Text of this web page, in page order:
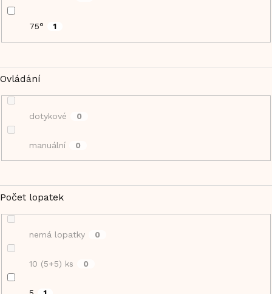
75° 1
Ovládání
dotykové 0
manuální 0
Počet lopatek
nemá lopatky 0
10 (5+5) ks 0